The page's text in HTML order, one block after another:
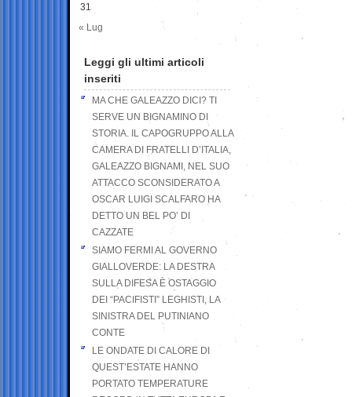
31
« Lug
Leggi gli ultimi articoli
inseriti
MA CHE GALEAZZO DICI? TI
SERVE UN BIGNAMINO DI
STORIA. IL CAPOGRUPPO ALLA
CAMERA DI FRATELLI D’ITALIA,
GALEAZZO BIGNAMI, NEL SUO
ATTACCO SCONSIDERATO A
OSCAR LUIGI SCALFARO HA
DETTO UN BEL PO’ DI
CAZZATE
SIAMO FERMI AL GOVERNO
GIALLOVERDE: LA DESTRA
SULLA DIFESA È OSTAGGIO
DEI “PACIFISTI” LEGHISTI, LA
SINISTRA DEL PUTINIANO
CONTE
LE ONDATE DI CALORE DI
QUEST’ESTATE HANNO
PORTATO TEMPERATURE